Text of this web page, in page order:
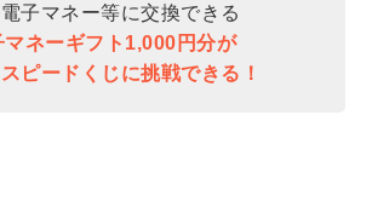
子マネー等に交換できる
マネーギフト1,000円分が
ピードくじに挑戦できる！